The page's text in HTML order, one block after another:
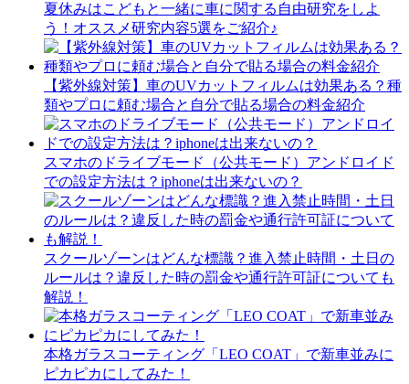
夏休みはこどもと一緒に車に関する自由研究をしよ
う！オススメ研究内容5選をご紹介♪
【紫外線対策】車のUVカットフィルムは効果ある？種
類やプロに頼む場合と自分で貼る場合の料金紹介
スマホのドライブモード（公共モード）アンドロイド
での設定方法は？iphoneは出来ないの？
スクールゾーンはどんな標識？進入禁止時間・土日の
ルールは？違反した時の罰金や通行許可証についても
解説！
本格ガラスコーティング「LEO COAT」で新車並みに
ピカピカにしてみた！